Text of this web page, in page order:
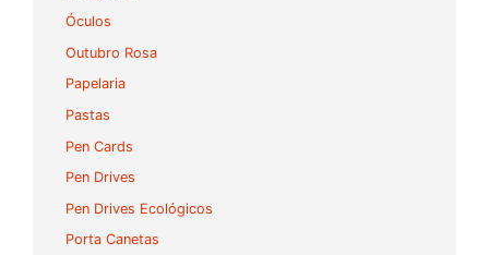
Óculos
Outubro Rosa
Papelaria
Pastas
Pen Cards
Pen Drives
Pen Drives Ecológicos
Porta Canetas